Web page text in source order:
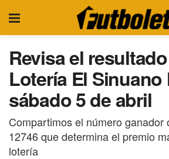
Revisa el
Lotería El Sinuano
sábado 5 de abril
Compartimos el número ganador
12746 que determina el premio
lotería